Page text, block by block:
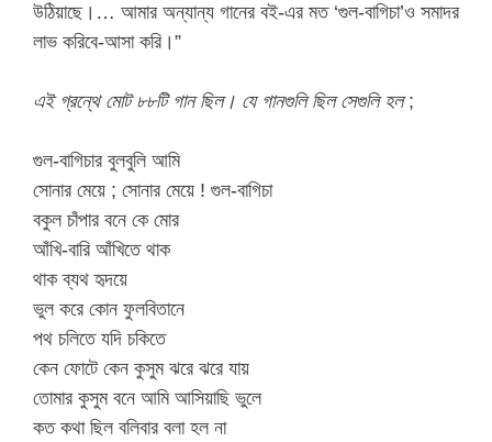
উঠিয়াছে।… আমার অন্যান্য গানের বই-এর মত ‘গুল-বাগিচা’ও সমাদর
লাভ করিবে-আসা করি।”
এই গ্রন্থে মোট ৮৮টি গান ছিল। যে গানগুলি ছিল সেগুলি হল;
গুল-বাগিচার বুলবুলি আমি
সোনার মেয়ে ; সোনার মেয়ে ! গুল-বাগিচা
বকুল চাঁপার বনে কে মোর
আঁখি-বারি আঁখিতে থাক
থাক ব্যথ হৃদয়ে
ভুল করে কোন ফুলবিতানে
পথ চলিতে যদি চকিতে
কেন ফোটে কেন কুসুম ঝরে ঝরে যায়
তোমার কুসুম বনে আমি আসিয়াছি ভুলে
কত কথা ছিল বলিবার বলা হল না